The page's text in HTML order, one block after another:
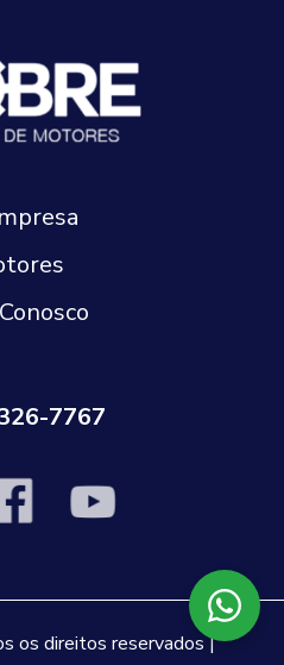
7767
os direitos reservados |